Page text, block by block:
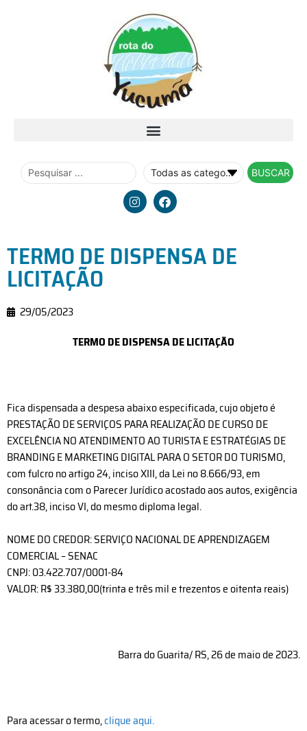
BUSCAR
TERMO DE DISPENSA DE
LICITAÇÃO
29/05/2023
TERMO DE DISPENSA DE LICITAÇÃO
Fica dispensada a despesa abaixo especificada, cujo objeto é
PRESTAÇÃO DE SERVIÇOS PARA REALIZAÇÃO DE CURSO DE
EXCELÊNCIA NO ATENDIMENTO AO TURISTA E ESTRATÉGIAS DE
BRANDING E MARKETING DIGITAL PARA O SETOR DO TURISMO,
com fulcro no artigo 24, inciso XIII, da Lei no 8.666/93, em
consonância com o Parecer Jurídico acostado aos autos, exigência
do art.38, inciso VI, do mesmo diploma legal.
NOME DO CREDOR: SERVIÇO NACIONAL DE APRENDIZAGEM
COMERCIAL – SENAC
CNPJ: 03.422.707/0001-84
VALOR: R$ 33.380,00(trinta e três mil e trezentos e oitenta reais)
Barra do Guarita/ RS, 26 de maio de 2023.
Para acessar o termo,clique aqui.